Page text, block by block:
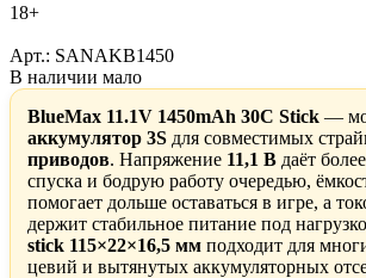
18+
Арт.: SANAKB1450
В наличии мало
BlueMax 11.1V 1450mAh 30C Stick —
аккумулятор 3S для совместимых
приводов. Напряжение 11,1 В даёт
спуска и бодрую работу очередью,
помогает дольше оставаться в игре, а
держит стабильное питание под
stick 115×22×16,5 мм подходит для
цевий и вытянутых аккумуляторных